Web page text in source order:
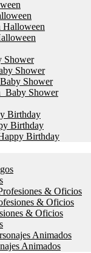
Halloween
Shower
Shower
Shower
Baby Shower
Birthday
Birthday
Birthday
& Oficios
& Oficios
& Oficios
Animados
Animados